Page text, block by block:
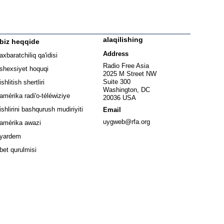
window
biz heqqide
axbaratchiliq qa'idisi
shexsiyet hoquqi
ishlitish shertliri
amérika radi'o-téléwiziye
ishlirini bashqurush mudiriyiti Opens in new window
amérika awazi Opens in new window
yardem
bet qurulmisi
alaqilishing
Address
Radio Free Asia
2025 M Street NW
Suite 300
Washington, DC
20036 USA
Email
uygweb@rfa.org